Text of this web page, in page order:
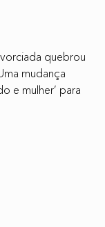
quebrou
mudança
e mulher’ para